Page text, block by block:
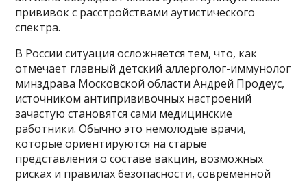
прививок с расстройствами аутистического
спектра.
В России ситуация осложняется тем, что, как
отмечает главный детский аллерголог-иммунолог
минздрава Московской области Андрей Продеус,
источником антипрививочных настроений
зачастую становятся сами медицинские
работники. Обычно это немолодые врачи,
которые ориентируются на старые
представления о составе вакцин, возможных
рисках и правилах безопасности, современной